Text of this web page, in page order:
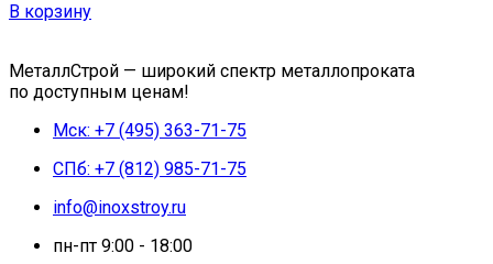
В корзину
МеталлСтрой — широкий спектр металлопроката
по доступным ценам!
Мск: +7 (495) 363-71-75
СПб: +7 (812) 985-71-75
info@inoxstroy.ru
пн-пт 9:00 - 18:00